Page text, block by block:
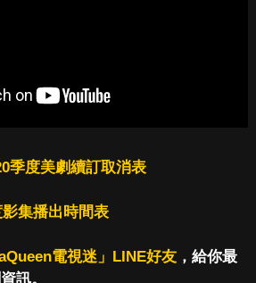
季度美劇續訂取消表
集播出時間表
電視迷」LINE好友，給你最
訊。